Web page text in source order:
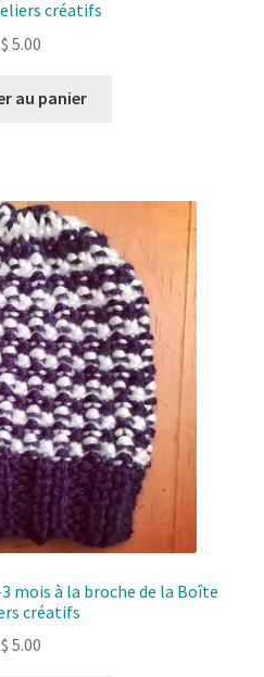
créatifs
$ 5.00
au panier
mois à la broche de la Boîte
créatifs
$ 5.00